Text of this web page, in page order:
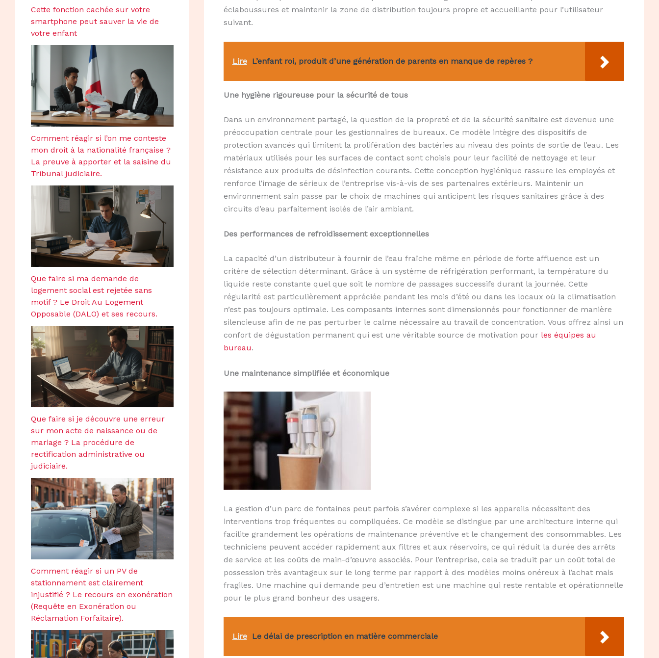
Cette fonction cachée sur votre
smartphone peut sauver la vie de
votre enfant
Comment réagir si l’on me conteste
mon droit à la nationalité française ?
La preuve à apporter et la saisine du
Tribunal judiciaire.
Que faire si ma demande de
logement social est rejetée sans
motif ? Le Droit Au Logement
Opposable (DALO) et ses recours.
Que faire si je découvre une erreur
sur mon acte de naissance ou de
mariage ? La procédure de
rectification administrative ou
judiciaire.
Comment réagir si un PV de
stationnement est clairement
injustifié ? Le recours en exonération
(Requête en Exonération ou
Réclamation Forfaitaire).
éclaboussures et maintenir la zone de distribution toujours propre et accueillante pour l’utilisateur
suivant.
Lire L’enfant roi, produit d’une génération de parents en manque de repères ?
Une hygiène rigoureuse pour la sécurité de tous
Dans un environnement partagé, la question de la propreté et de la sécurité sanitaire est devenue une
préoccupation centrale pour les gestionnaires de bureaux. Ce modèle intègre des dispositifs de
protection avancés qui limitent la prolifération des bactéries au niveau des points de sortie de l’eau. Les
matériaux utilisés pour les surfaces de contact sont choisis pour leur facilité de nettoyage et leur
résistance aux produits de désinfection courants. Cette conception hygiénique rassure les employés et
renforce l’image de sérieux de l’entreprise vis-à-vis de ses partenaires extérieurs. Maintenir un
environnement sain passe par le choix de machines qui anticipent les risques sanitaires grâce à des
circuits d’eau parfaitement isolés de l’air ambiant.
Des performances de refroidissement exceptionnelles
La capacité d’un distributeur à fournir de l’eau fraîche même en période de forte affluence est un
critère de sélection déterminant. Grâce à un système de réfrigération performant, la température du
liquide reste constante quel que soit le nombre de passages successifs durant la journée. Cette
régularité est particulièrement appréciée pendant les mois d’été ou dans les locaux où la climatisation
n’est pas toujours optimale. Les composants internes sont dimensionnés pour fonctionner de manière
silencieuse afin de ne pas perturber le calme nécessaire au travail de concentration. Vous offrez ainsi un
confort de dégustation permanent qui est une véritable source de motivation pour les équipes au
bureau.
Une maintenance simplifiée et économique
La gestion d’un parc de fontaines peut parfois s’avérer complexe si les appareils nécessitent des
interventions trop fréquentes ou compliquées. Ce modèle se distingue par une architecture interne qui
facilite grandement les opérations de maintenance préventive et le changement des consommables. Les
techniciens peuvent accéder rapidement aux filtres et aux réservoirs, ce qui réduit la durée des arrêts
de service et les coûts de main-d’œuvre associés. Pour l’entreprise, cela se traduit par un coût total de
possession très avantageux sur le long terme par rapport à des modèles moins onéreux à l’achat mais
fragiles. Une machine qui demande peu d’entretien est une machine qui reste rentable et opérationnelle
pour le plus grand bonheur des usagers.
Lire Le délai de prescription en matière commerciale